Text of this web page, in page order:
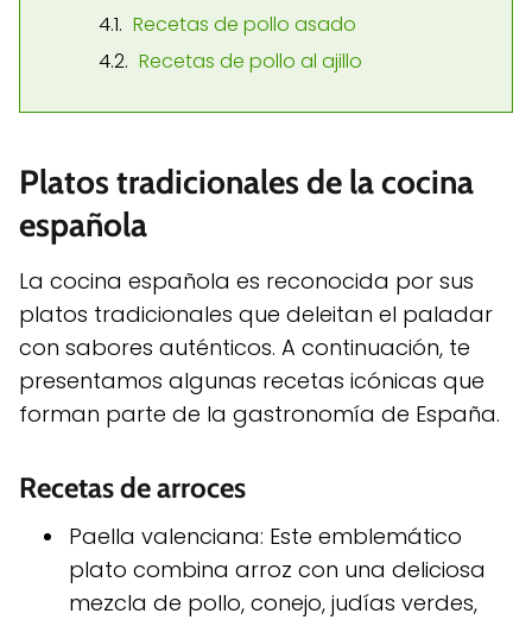
Recetas de pollo asado
Recetas de pollo al ajillo
Platos tradicionales de la cocina
española
La cocina española es reconocida por sus
platos tradicionales que deleitan el paladar
con sabores auténticos. A continuación, te
presentamos algunas recetas icónicas que
forman parte de la gastronomía de España.
Recetas de arroces
Paella valenciana: Este emblemático
plato combina arroz con una deliciosa
mezcla de pollo, conejo, judías verdes,